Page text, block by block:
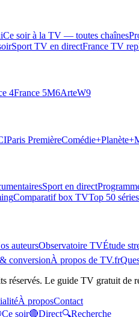
Ce soir à la TV — toutes chaînes
Sport TV en directFrance TV
4France 5M6ArteW9
Paris PremièreComédie+Planète+
Sport en direct
Comparatif box TVTop 50
auteursObservatoire TVÉtude
conversionÀ propos de TV.fr
réservés. Le guide TV gratuit de
À proposContact
Ce soir🔴Direct🔍Recherche